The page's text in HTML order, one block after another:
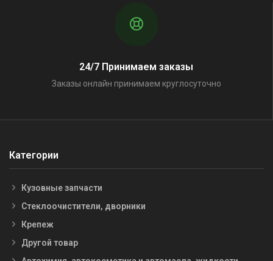
24/7 Принимаем заказы
Заказы онлайн принимаем круглосуточно
Категории
Кузовные запчасти
Стеклоочистители, дворники
Крепеж
Другой товар